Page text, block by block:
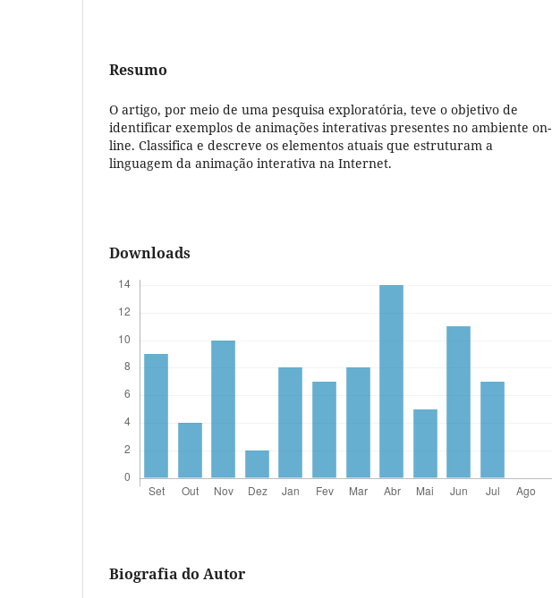
Resumo
O artigo, por meio de uma pesquisa exploratória, teve o objetivo de
identificar exemplos de animações interativas presentes no ambiente on-
line. Classifica e descreve os elementos atuais que estruturam a
linguagem da animação interativa na Internet.
Downloads
Biografia do Autor